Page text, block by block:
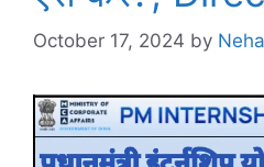
October 17, 2024 by Neha